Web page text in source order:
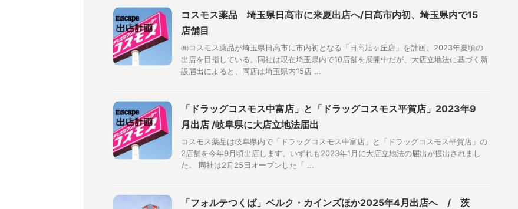
コスモス薬品 埼玉県日高市に来夏出店へ/日高市内初、埼玉県内で15
店舗目
㈱コスモス薬品が埼玉県日高市に市内初となる「日高旭ヶ丘店」を計画、2023年夏頃の
出店を目指している。同社は現在埼玉県内で10店舗を展開中だが、大店立地法に基づく新
設届出によると、同店は埼玉県内15店 ...
「ドラッグコスモス中富店」と「ドラッグコスモス平賀店」2023年9
月出店 /岐阜県に大店立地法届出
コスモス薬品は岐阜県内で「ドラッグコスモス中富店」と「ドラッグコスモス平賀店」の
2店舗を今年9月頃出店します。いずれも2023年1月に大店立地法の届出が提出されまし
た。 同社は2月25日オープンした「 ...
「フォルテつくば」ベルク・カインズほか2025年4月出店へ / 茨